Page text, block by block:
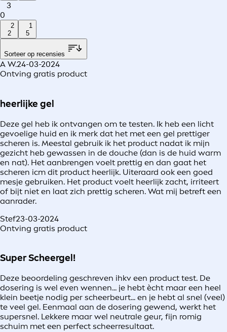
3
0
2
2
1
5
Sorteer op recensies
A W.24-03-2024
Ontving gratis product
heerlijke gel
Deze gel heb ik ontvangen om te testen. Ik heb een licht
gevoelige huid en ik merk dat het met een gel prettiger
scheren is. Meestal gebruik ik het product nadat ik mijn
gezicht heb gewassen in de douche (dan is de huid warm
en nat). Het aanbrengen voelt prettig en dan gaat het
scheren icm dit product heerlijk. Uiteraard ook een goed
mesje gebruiken. Het product voelt heerlijk zacht, irriteert
of bijt niet en laat zich prettig scheren. Wat mij betreft een
aanrader.
Stef23-03-2024
Ontving gratis product
Super Scheergel!
Deze beoordeling geschreven ihkv een product test. De
dosering is wel even wennen... je hebt ècht maar een heel
klein beetje nodig per scheerbeurt... en je hebt al snel (veel)
te veel gel. Eenmaal aan de dosering gewend, werkt het
supersnel. Lekkere maar wel neutrale geur, fijn romig
schuim met een perfect scheerresultaat.